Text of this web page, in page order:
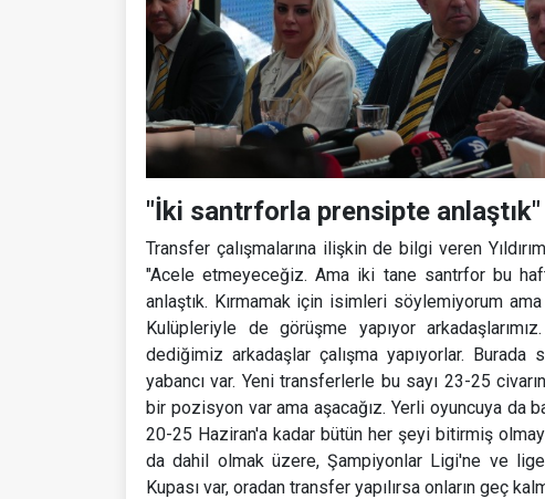
"İki santrforla prensipte anlaştık"
Transfer çalışmalarına ilişkin de bilgi veren
"Acele etmeyeceğiz. Ama iki tane santrfor bu
anlaştık. Kırmamak için isimleri söylemiyorum
Kulüpleriyle de görüşme yapıyor
dediğimiz arkadaşlar çalışma yapıyorlar. Burada
yabancı var. Yeni transferlerle bu sayı 23-25
bir pozisyon var ama aşacağız. Yerli oyuncuya da
20-25 Haziran'a kadar bütün her şeyi bitirmiş
da dahil olmak üzere, Şampiyonlar Ligi'ne ve
Kupası var, oradan transfer yapılırsa onların geç